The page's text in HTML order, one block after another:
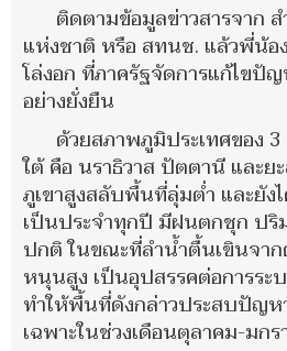
ติดตามข้อมูลข่าวสารจาก
แห่งชาติ หรือ สทนช. แล้วพี่น้อ
โล่งอก ที่ภาครัฐจัดการแก้ไขปั
อย่างยั่งยืน
ด้วยสภาพภูมิประเทศของ
ใต้ คือ นราธิวาส ปัตตานี และ
ภูเขาสูงสลับพื้นที่ลุ่มต่ำ และยัง
เป็นประจำทุกปี มีฝนตกชุก ปริ
ปกติ ในขณะที่ลำน้ำตื้นเขินจา
หนุนสูง เป็นอุปสรรคต่อการระ
ทำให้พื้นที่ดังกล่าวประสบปัญห
เฉพาะในช่วงเดือนตุลาคม-มก